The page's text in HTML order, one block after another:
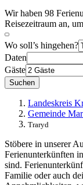
Wir haben 98
Reisezeitraum an,
Wo soll’s hingehen?
Daten
Gäste
Suchen
Landeskreis
Gemeinde
Traryd
Stöbere in unserer
Ferienunterkünften
sind.
Familie oder auch